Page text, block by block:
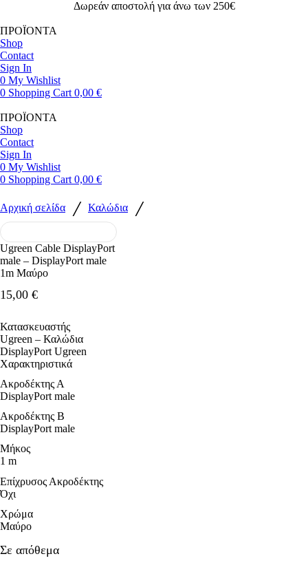
Δωρεάν αποστολή για άνω των 250€
ΠΡΟΪΟΝΤΑ
Shop
Contact
Sign In
0 My Wishlist
0 Shopping Cart 0,00 €
ΠΡΟΪΟΝΤΑ
Shop
Contact
Sign In
0 My Wishlist
0 Shopping Cart 0,00 €
Αρχική σελίδα / Καλώδια /
Ugreen Cable DisplayPort
male – DisplayPort male
1m Μαύρο
15,00 €
Κατασκευαστής
Ugreen – Καλώδια
DisplayPort Ugreen
Χαρακτηριστικά
Ακροδέκτης Α
DisplayPort male
Ακροδέκτης B
DisplayPort male
Μήκος
1 m
Επίχρυσος Ακροδέκτης
Όχι
Χρώμα
Μαύρο
Σε απόθεμα